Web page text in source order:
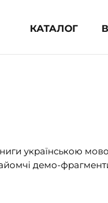
КАТАЛОГ
українською
демо-